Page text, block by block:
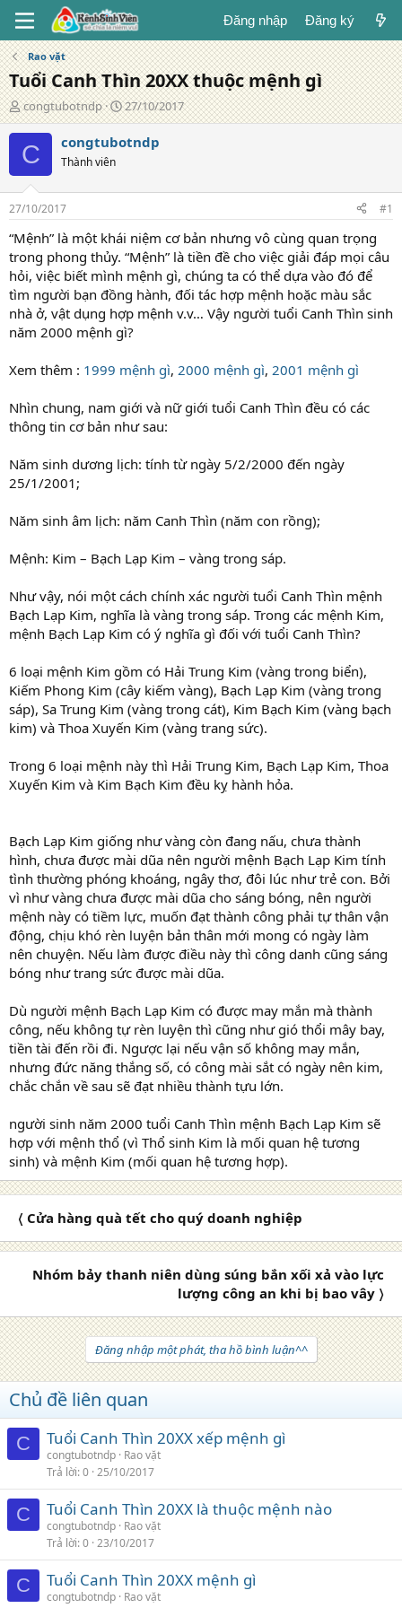
Đăng nhập Đăng ký
Rao vặt
Tuổi Canh Thìn 20XX thuộc mệnh gì
T
á
c
g
ả
congtubotndp
N
g
à
g
27/10/2017
C congtubotndp
Thành viên
27/10/2017 #1
“Mệnh” là một khái niệm cơ bản nhưng vô cùng quan trọng
trong phong thủy. “Mệnh” là tiền đề cho việc giải đáp mọi câu
hỏi, việc biết mình mệnh gì, chúng ta có thể dựa vào đó để
tìm người bạn đồng hành, đối tác hợp mệnh hoặc màu sắc
nhà ở, vật dụng hợp mệnh v.v… Vậy người tuổi Canh Thìn sinh
năm 2000 mệnh gì?
Xem thêm : 1999 mệnh gì, 2000 mệnh gì, 2001 mệnh gì
Nhìn chung, nam giới và nữ giới tuổi Canh Thìn đều có các
thông tin cơ bản như sau:
Năm sinh dương lịch: tính từ ngày 5/2/2000 đến ngày
25/1/2001;
Năm sinh âm lịch: năm Canh Thìn (năm con rồng);
Mệnh: Kim – Bạch Lạp Kim – vàng trong sáp.
Như vậy, nói một cách chính xác người tuổi Canh Thìn mệnh
Bạch Lạp Kim, nghĩa là vàng trong sáp. Trong các mệnh Kim,
mệnh Bạch Lạp Kim có ý nghĩa gì đối với tuổi Canh Thìn?
6 loại mệnh Kim gồm có Hải Trung Kim (vàng trong biển),
Kiếm Phong Kim (cây kiếm vàng), Bạch Lạp Kim (vàng trong
sáp), Sa Trung Kim (vàng trong cát), Kim Bạch Kim (vàng bạch
kim) và Thoa Xuyến Kim (vàng trang sức).
Trong 6 loại mệnh này thì Hải Trung Kim, Bạch Lạp Kim, Thoa
Xuyến Kim và Kim Bạch Kim đều kỵ hành hỏa.
Bạch Lạp Kim giống như vàng còn đang nấu, chưa thành
hình, chưa được mài dũa nên người mệnh Bạch Lạp Kim tính
tình thường phóng khoáng, ngây thơ, đôi lúc như trẻ con. Bởi
vì như vàng chưa được mài dũa cho sáng bóng, nên người
mệnh này có tiềm lực, muốn đạt thành công phải tự thân vận
động, chịu khó rèn luyện bản thân mới mong có ngày làm
nên chuyện. Nếu làm được điều này thì công danh cũng sáng
bóng như trang sức được mài dũa.
Dù người mệnh Bạch Lạp Kim có được may mắn mà thành
công, nếu không tự rèn luyện thì cũng như gió thổi mây bay,
tiền tài đến rồi đi. Ngược lại nếu vận số không may mắn,
nhưng đức năng thắng số, có công mài sắt có ngày nên kim,
chắc chắn về sau sẽ đạt nhiều thành tựu lớn.
người sinh năm 2000 tuổi Canh Thìn mệnh Bạch Lạp Kim sẽ
hợp với mệnh thổ (vì Thổ sinh Kim là mối quan hệ tương
sinh) và mệnh Kim (mối quan hệ tương hợp).
〈 Cửa hàng quà tết cho quý doanh nghiệp
Nhóm bảy thanh niên dùng súng bắn xối xả vào lực
lượng công an khi bị bao vây 〉
Đăng nhập một phát, tha hồ bình luận^^
Chủ đề liên quan
C Tuổi Canh Thìn 20XX xếp mệnh gì
congtubotndp Rao vặt
Trả lời 0 25/10/2017
C Tuổi Canh Thìn 20XX là thuộc mệnh nào
congtubotndp Rao vặt
Trả lời 0 23/10/2017
C Tuổi Canh Thìn 20XX mệnh gì
congtubotndp Rao vặt